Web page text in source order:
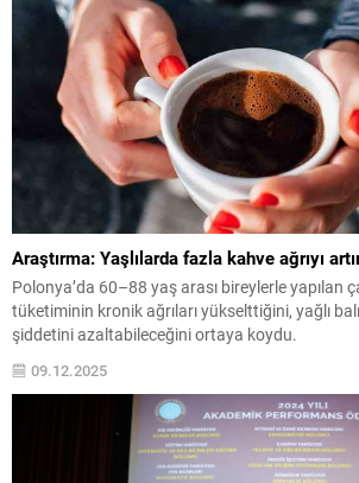
Araştırma: Yaşlılarda fazla kahve ağrıyı
Polonya’da 60–88 yaş arası bireylerle yapılan
tüketiminin kronik ağrıları yükselttiğini, yağlı
şiddetini azaltabileceğini ortaya koydu.
09.12.2025